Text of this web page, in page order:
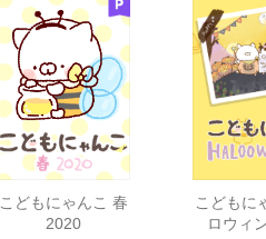
こどもにゃんこ 春
2020
こどもに
ロウィ